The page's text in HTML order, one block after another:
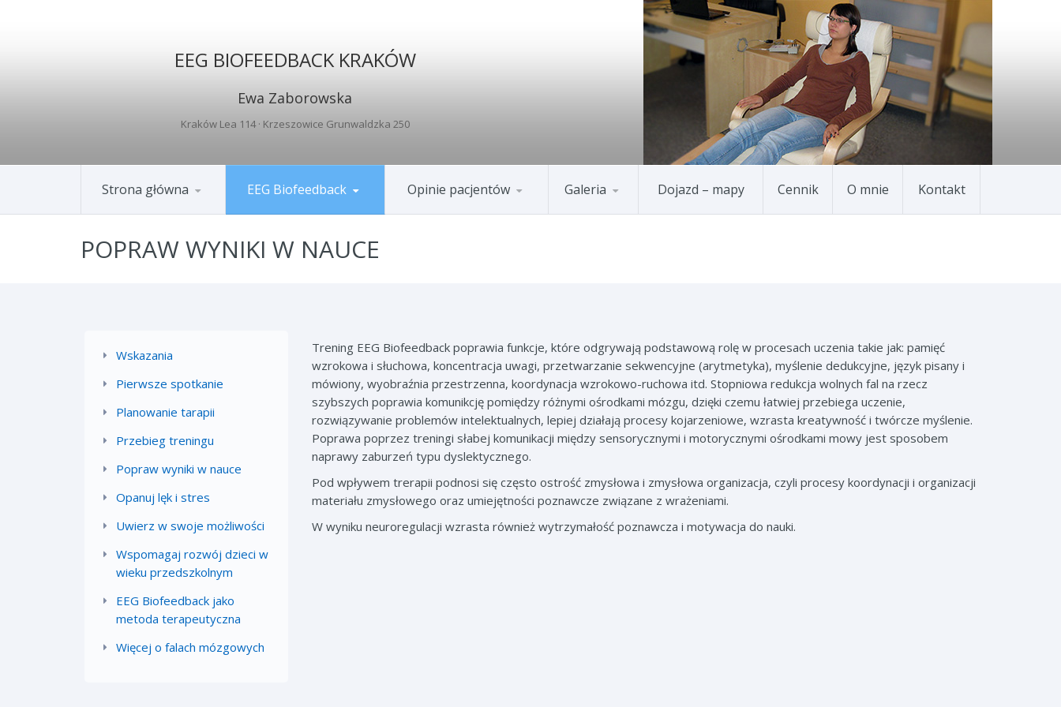
EEG BIOFEEDBACK KRAKÓW
Ewa Zaborowska
Kraków Lea 114· Krzeszowice Grunwaldzka 250
Strona główna EEG Biofeedback Opinie pacjentów Galeria Dojazd – mapy Cennik O mnie Kontakt
POPRAW WYNIKI W NAUCE
Trening EEG Biofeedback poprawia funkcje, które odgrywają podstawową rolę w procesach uczenia takie jak: pamięć
wzrokowa i słuchowa, koncentracja uwagi, przetwarzanie sekwencyjne (arytmetyka), myślenie dedukcyjne, język pisany i
mówiony, wyobraźnia przestrzenna, koordynacja wzrokowo-ruchowa itd. Stopniowa redukcja wolnych fal na rzecz
szybszych poprawia komunikcję pomiędzy różnymi ośrodkami mózgu, dzięki czemu łatwiej przebiega uczenie,
rozwiązywanie problemów intelektualnych, lepiej działają procesy kojarzeniowe, wzrasta kreatywność i twórcze myślenie.
Poprawa poprzez treningi słabej komunikacji między sensorycznymi i motorycznymi ośrodkami mowy jest sposobem
naprawy zaburzeń typu dyslektycznego.
Pod wpływem trerapii podnosi się często ostrość zmysłowa i zmysłowa organizacja, czyli procesy koordynacji i organizacji
materiału zmysłowego oraz umiejętności poznawcze związane z wrażeniami.
W wyniku neuroregulacji wzrasta również wytrzymałość poznawcza i motywacja do nauki.
Wskazania
Pierwsze spotkanie
Planowanie tarapii
Przebieg treningu
Popraw wyniki w nauce
Opanuj lęk i stres
Uwierz w swoje możliwości
Wspomagaj rozwój dzieci w
wieku przedszkolnym
EEG Biofeedback jako
metoda terapeutyczna
Więcej o falach mózgowych